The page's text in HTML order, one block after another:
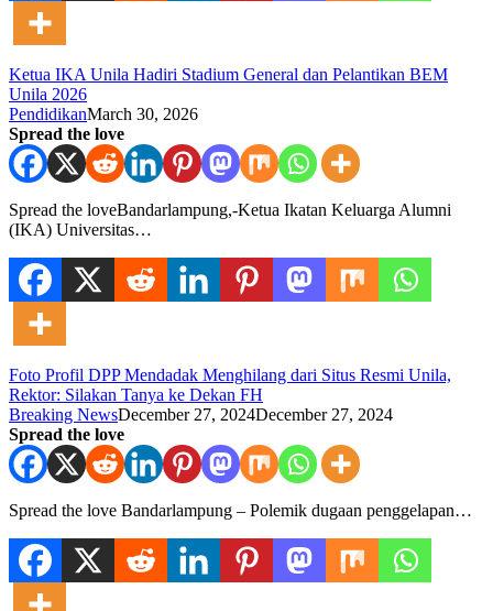
Ketua IKA Unila Hadiri Stadium General dan Pelantikan BEM
Unila 2026
PendidikanMarch 30, 2026
Spread the love
Spread the loveBandarlampung,-Ketua Ikatan Keluarga Alumni
(IKA) Universitas…
Foto Profil DPP Mendadak Menghilang dari Situs Resmi Unila,
Rektor: Silakan Tanya ke Dekan FH
Breaking NewsDecember 27, 2024December 27, 2024
Spread the love
Spread the love Bandarlampung – Polemik dugaan penggelapan…